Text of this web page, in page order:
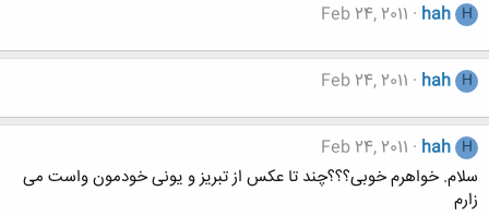
H
hah
Feb 24, 2011
H
hah
Feb 24, 2011
H
hah
Feb 24, 2011
سلام. خواهرم خوبی؟؟؟چند تا عکس از تبریز و یونی خودمون واست می
زارم